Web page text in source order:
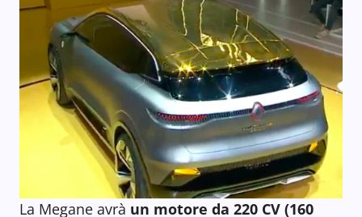
La Megane avrà un motore da 220 CV (160